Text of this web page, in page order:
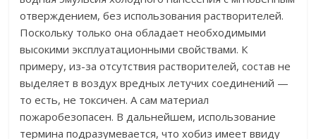
отверждением, без использования растворителей.
Поскольку только она обладает необходимыми
высокими эксплуатационными свойствами. К
примеру, из-за отсутствия растворителей, состав не
выделяет в воздух вредных летучих соединений —
то есть, не токсичен. А сам материал
пожаробезопасен. В дальнейшем, использование
термина подразумевается, что хобиз имеет ввиду